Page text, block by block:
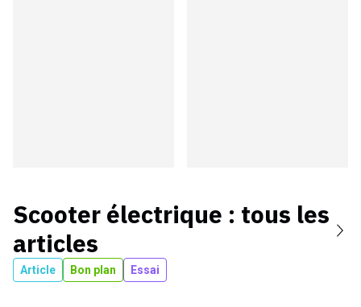
Scooter électrique : tous les
articles
Article Bon plan Essai